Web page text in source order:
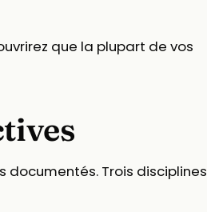
que la plupart de vos
documentés. Trois disciplines